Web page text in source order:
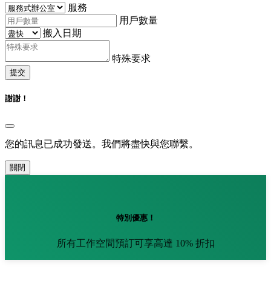
服務
用戶數量
搬入日期
特殊要求
提交
謝謝！
您的訊息已成功發送。我們將盡快與您聯繫。
關閉
特別優惠！
所有工作空間預訂可享高達 10% 折扣